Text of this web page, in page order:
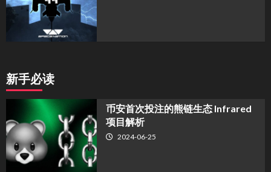
新手必读
币安首次投注的熊链生态 Infrared
项目解析
2024-06-25